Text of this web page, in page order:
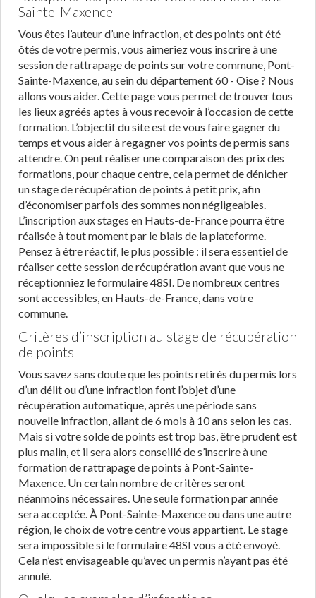
Sainte-Maxence
Vous êtes l’auteur d’une infraction, et des points ont été
ôtés de votre permis, vous aimeriez vous inscrire à une
session de rattrapage de points sur votre commune, Pont-
Sainte-Maxence, au sein du département 60 - Oise ? Nous
allons vous aider. Cette page vous permet de trouver tous
les lieux agréés aptes à vous recevoir à l’occasion de cette
formation. L’objectif du site est de vous faire gagner du
temps et vous aider à regagner vos points de permis sans
attendre. On peut réaliser une comparaison des prix des
formations, pour chaque centre, cela permet de dénicher
un stage de récupération de points à petit prix, afin
d’économiser parfois des sommes non négligeables.
L’inscription aux stages en Hauts-de-France pourra être
réalisée à tout moment par le biais de la plateforme.
Pensez à être réactif, le plus possible : il sera essentiel de
réaliser cette session de récupération avant que vous ne
réceptionniez le formulaire 48SI. De nombreux centres
sont accessibles, en Hauts-de-France, dans votre
commune.
Critères d’inscription au stage de récupération
de points
Vous savez sans doute que les points retirés du permis lors
d’un délit ou d’une infraction font l’objet d’une
récupération automatique, après une période sans
nouvelle infraction, allant de 6 mois à 10 ans selon les cas.
Mais si votre solde de points est trop bas, être prudent est
plus malin, et il sera alors conseillé de s’inscrire à une
formation de rattrapage de points à Pont-Sainte-
Maxence. Un certain nombre de critères seront
néanmoins nécessaires. Une seule formation par année
sera acceptée. À Pont-Sainte-Maxence ou dans une autre
région, le choix de votre centre vous appartient. Le stage
sera impossible si le formulaire 48SI vous a été envoyé.
Cela n’est envisageable qu’avec un permis n’ayant pas été
annulé.